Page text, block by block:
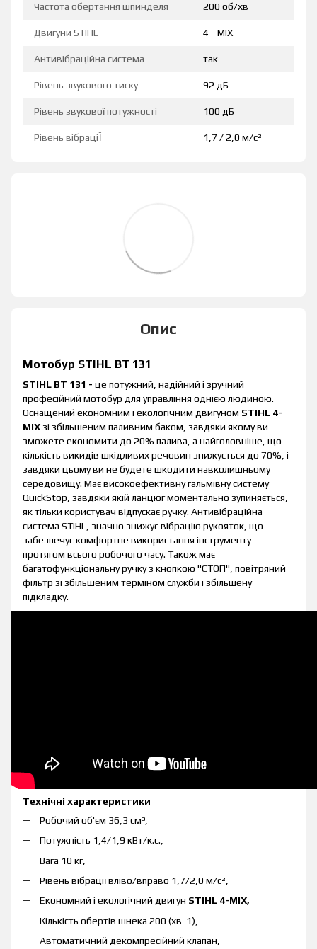
Частота обертання шпинделя 200 об/хв
Двигуни STIHL 4 - MIX
Антивібраційна система так
Рівень звукового тиску 92 дБ
Рівень звукової потужності 100 дБ
Рівень вібраціЇ 1,7 / 2,0 м/с²
Опис
Мотобур STIHL BT 131
STIHL BT 131 - це потужний, надійний і зручний
професійний мотобур для управління однією людиною.
Оснащений економним і екологічним двигуном STIHL 4-
MIX зі збільшеним паливним баком, завдяки якому ви
зможете економити до 20% палива, а найголовніше, що
кількість викидів шкідливих речовин знижується до 70%, і
завдяки цьому ви не будете шкодити навколишньому
середовищу. Має високоефективну гальмівну систему
QuickStop, завдяки якій ланцюг моментально зупиняється,
як тільки користувач відпускає ручку. Антивібраційна
система STIHL, значно знижує вібрацію рукояток, що
забезпечує комфортне використання інструменту
протягом всього робочого часу. Також має
багатофункціональну ручку з кнопкою "СТОП", повітряний
фільтр зі збільшеним терміном служби і збільшену
підкладку.
Технічні характеристики
Робочий об'єм 36,3 см³,
Потужність 1,4/1,9 кВт/к.с.,
Вага 10 кг,
Рівень вібрації вліво/вправо 1,7/2,0 м/с²,
Економний і екологічний двигун STIHL 4-MIX,
Кількість обертів шнека 200 (хв-1),
Автоматичний декомпресійний клапан,